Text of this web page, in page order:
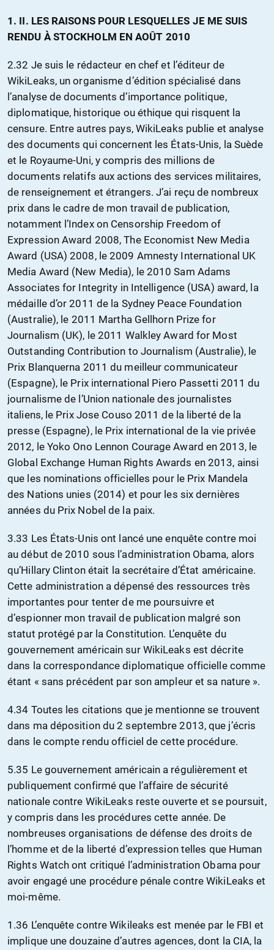
1. II. LES RAISONS POUR LESQUELLES JE ME SUIS
RENDU À STOCKHOLM EN AOÛT 2010
2.32 Je suis le rédacteur en chef et l’éditeur de
WikiLeaks, un organisme d’édition spécialisé dans
l’analyse de documents d’importance politique,
diplomatique, historique ou éthique qui risquent la
censure. Entre autres pays, WikiLeaks publie et analyse
des documents qui concernent les États-Unis, la Suède
et le Royaume-Uni, y compris des millions de
documents relatifs aux actions des services militaires,
de renseignement et étrangers. J’ai reçu de nombreux
prix dans le cadre de mon travail de publication,
notamment l’Index on Censorship Freedom of
Expression Award 2008, The Economist New Media
Award (USA) 2008, le 2009 Amnesty International UK
Media Award (New Media), le 2010 Sam Adams
Associates for Integrity in Intelligence (USA) award, la
médaille d’or 2011 de la Sydney Peace Foundation
(Australie), le 2011 Martha Gellhorn Prize for
Journalism (UK), le 2011 Walkley Award for Most
Outstanding Contribution to Journalism (Australie), le
Prix Blanquerna 2011 du meilleur communicateur
(Espagne), le Prix international Piero Passetti 2011 du
journalisme de l’Union nationale des journalistes
italiens, le Prix Jose Couso 2011 de la liberté de la
presse (Espagne), le Prix international de la vie privée
2012, le Yoko Ono Lennon Courage Award en 2013, le
Global Exchange Human Rights Awards en 2013, ainsi
que les nominations officielles pour le Prix Mandela
des Nations unies (2014) et pour les six dernières
années du Prix Nobel de la paix.
3.33 Les États-Unis ont lancé une enquête contre moi
au début de 2010 sous l’administration Obama, alors
qu’Hillary Clinton était la secrétaire d’État américaine.
Cette administration a dépensé des ressources très
importantes pour tenter de me poursuivre et
d’espionner mon travail de publication malgré son
statut protégé par la Constitution. L’enquête du
gouvernement américain sur WikiLeaks est décrite
dans la correspondance diplomatique officielle comme
étant « sans précédent par son ampleur et sa nature ».
4.34 Toutes les citations que je mentionne se trouvent
dans ma déposition du 2 septembre 2013, que j’écris
dans le compte rendu officiel de cette procédure.
5.35 Le gouvernement américain a régulièrement et
publiquement confirmé que l’affaire de sécurité
nationale contre WikiLeaks reste ouverte et se poursuit,
y compris dans les procédures cette année. De
nombreuses organisations de défense des droits de
l’homme et de la liberté d’expression telles que Human
Rights Watch ont critiqué l’administration Obama pour
avoir engagé une procédure pénale contre WikiLeaks et
moi-même.
1.36 L’enquête contre Wikileaks est menée par le FBI et
implique une douzaine d’autres agences, dont la CIA, la